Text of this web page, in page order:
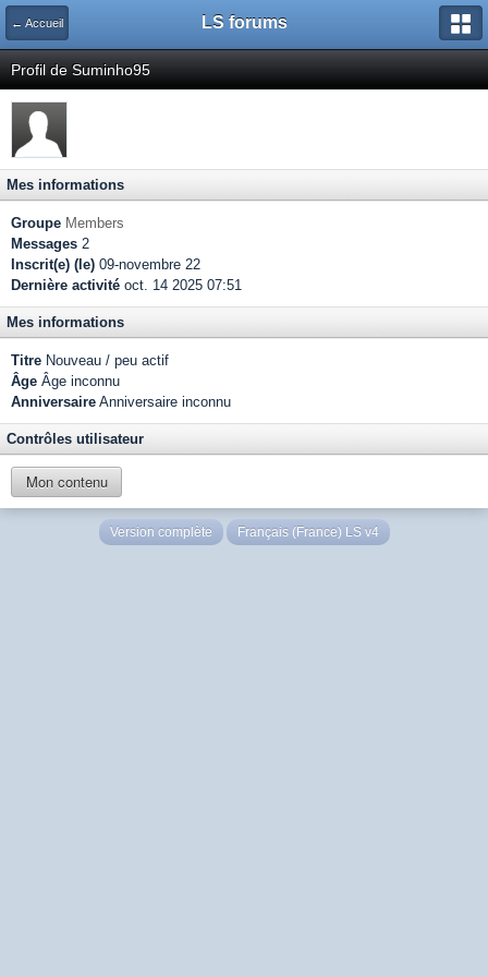
← Accueil LS forums
Profil de Suminho95
Mes informations
Groupe Members
Messages 2
Inscrit(e) (le) 09-novembre 22
Dernière activité oct. 14 2025 07:51
Mes informations
Titre Nouveau / peu actif
Âge Âge inconnu
Anniversaire Anniversaire inconnu
Contrôles utilisateur
Mon contenu
Version complète Français (France) LS v4